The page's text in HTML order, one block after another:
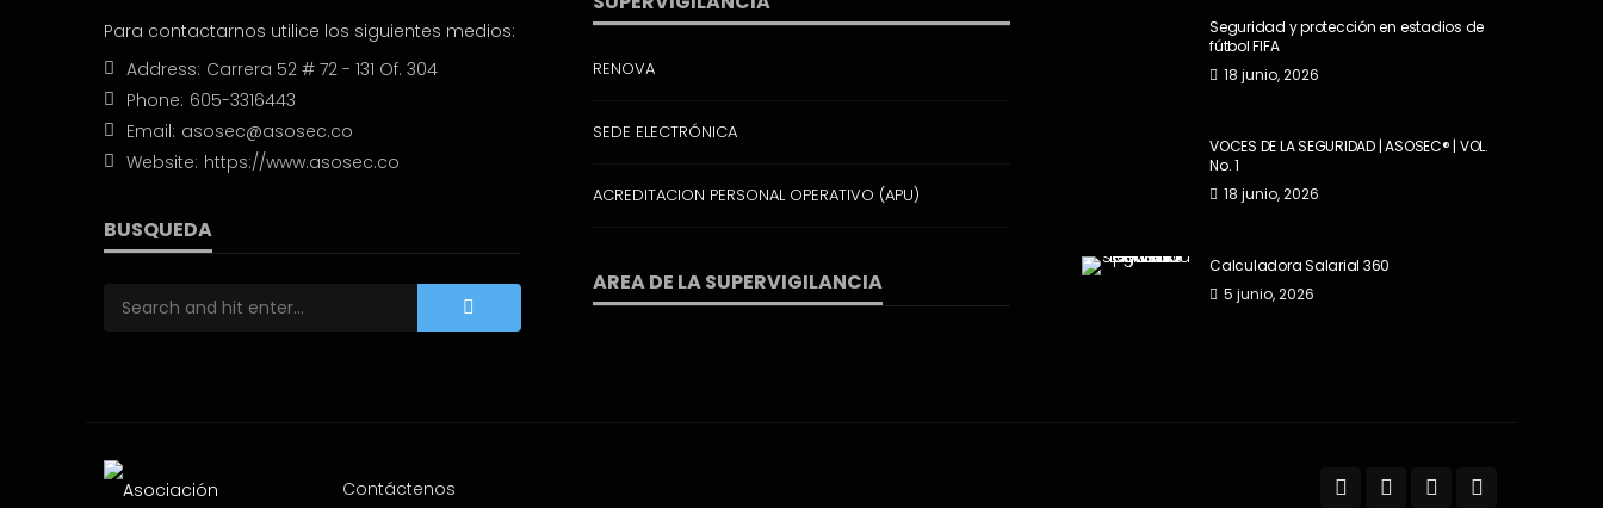
Para contactarnos utilice los siguientes medios:
Address: Carrera 52 # 72 - 131 Of. 304
Phone: 605-3316443
Email: asosec@asosec.co
Website: https://www.asosec.co
BUSQUEDA
RENOVA
SEDE ELECTRÓNICA
ACREDITACION PERSONAL OPERATIVO (APU)
AREA DE LA SUPERVIGILANCIA
Seguridad y protección en estadios de
fútbol FIFA
18 junio, 2026
VOCES DE LA SEGURIDAD | ASOSEC® | VOL.
No. 1
18 junio, 2026
Calculadora Salarial 360
5 junio, 2026
Contáctenos